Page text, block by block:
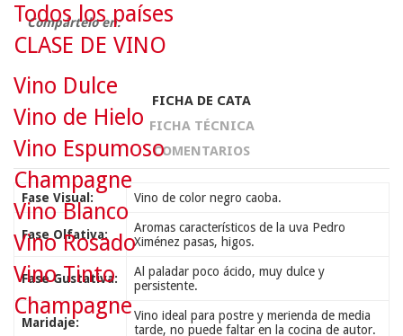
Compártelo en:
FICHA DE CATA
FICHA TÉCNICA
COMENTARIOS
Fase Visual: Vino de color negro caoba.
Fase Olfativa:
Aromas característicos de la uva Pedro
Ximénez pasas, higos.
Fase Gustativa:
Al paladar poco ácido, muy dulce y
persistente.
Maridaje:
Vino ideal para postre y merienda de media
tarde, no puede faltar en la cocina de autor.
Todos los países
CLASE DE VINO
Vino Dulce
Vino de Hielo
Vino Espumoso
Champagne
Vino Blanco
Vino Rosado
Vino Tinto
Champagne